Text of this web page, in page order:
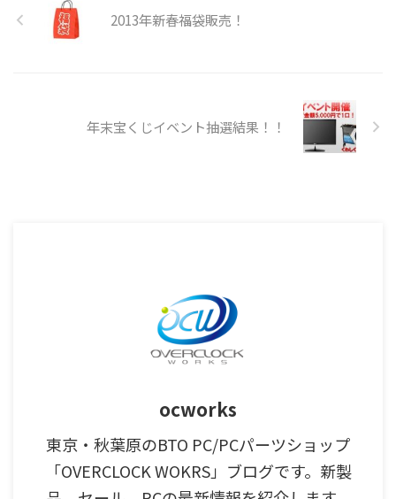
2013年新春福袋販売！
年末宝くじイベント抽選結果！！
ocworks
東京・秋葉原のBTO PC/PCパーツショップ
「OVERCLOCK WOKRS」ブログです。新製